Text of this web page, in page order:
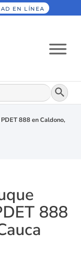
EN LÍNEA
Botón
888 en Caldono,
888